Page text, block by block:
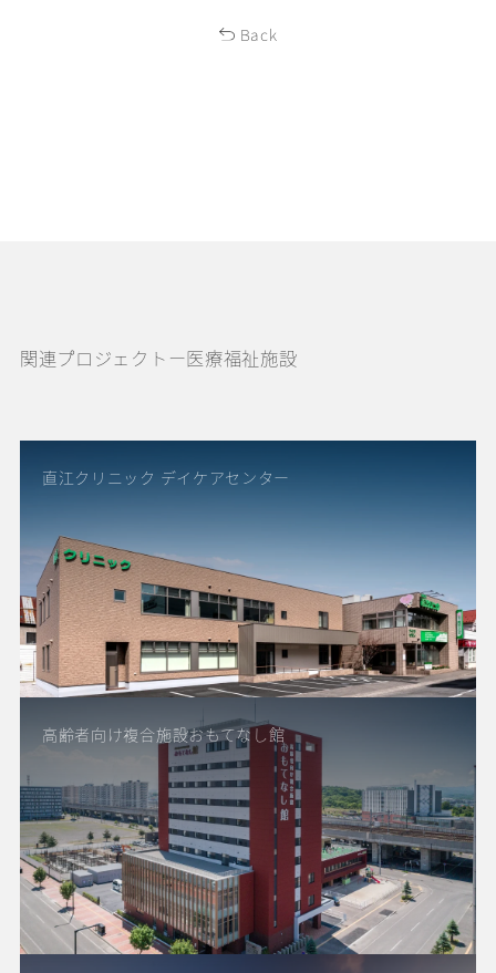
Back
関連プロジェクトー医療福祉施設
直江クリニック デイケアセンター
高齢者向け複合施設おもてなし館